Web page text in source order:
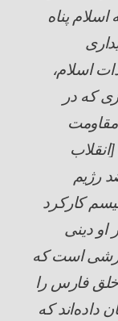
اسلام پناه
اسلام،
که در
مقاومت
رژیم
کارکرد
دینی
ا‌ست که
خلق فارس را
داده‌اند که